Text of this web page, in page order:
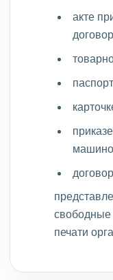
акте
свободные
печати